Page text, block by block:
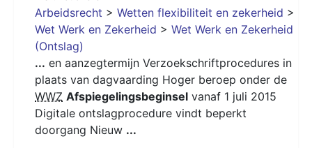
Arbeidsrecht > Wetten flexibiliteit en zekerheid >
Wet Werk en Zekerheid > Wet Werk en Zekerheid
(Ontslag)
... en aanzegtermijn Verzoekschriftprocedures in
plaats van dagvaarding Hoger beroep onder de
WWZ Afspiegelingsbeginsel vanaf 1 juli 2015
Digitale ontslagprocedure vindt beperkt
doorgang Nieuw ...